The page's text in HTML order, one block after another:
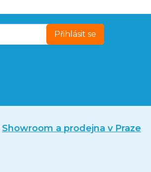
Přihlásit se
Showroom a prodejna v Praze